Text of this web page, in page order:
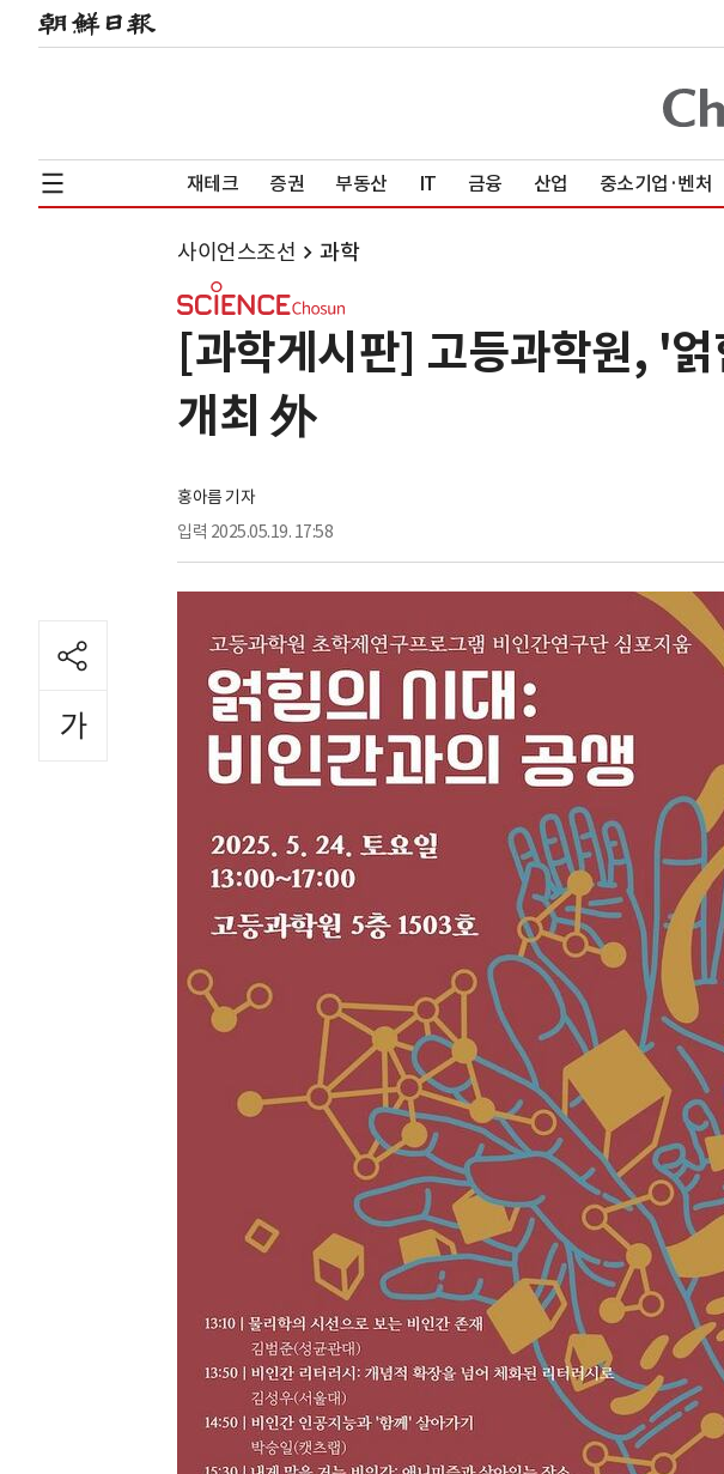
재테크 증권 부동산 IT 금융 산업 중소기업·벤처
사이언스조선 과학
[과학게시판] 고등과학원, '
개최 外
홍아름 기자
입력 2025.05.19. 17:58